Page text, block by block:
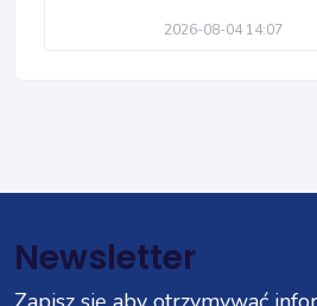
2026-08-04 14:07
Newsletter